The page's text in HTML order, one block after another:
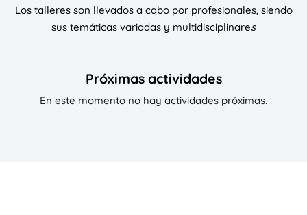
Los talleres son llevados a cabo por profesionales, siendo
sus temáticas variadas y multidisciplinares
Próximas actividades
En este momento no hay actividades próximas.